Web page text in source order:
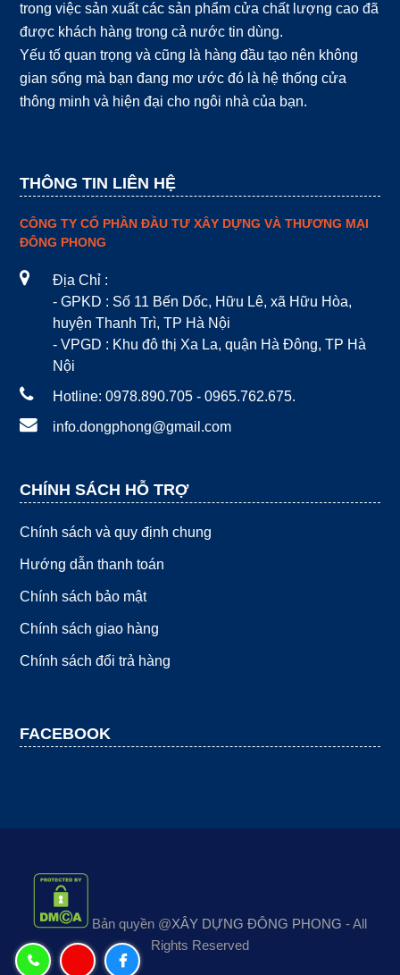
trong việc sản xuất các sản phẩm cửa chất lượng cao đã
được khách hàng trong cả nước tin dùng.
Yếu tố quan trọng và cũng là hàng đầu tạo nên không
gian sống mà bạn đang mơ ước đó là hệ thống cửa
thông minh và hiện đại cho ngôi nhà của bạn.
THÔNG TIN LIÊN HỆ
CÔNG TY CỔ PHẦN ĐẦU TƯ XÂY DỰNG VÀ THƯƠNG MẠI
ĐÔNG PHONG
Địa Chỉ :
- GPKD : Số 11 Bến Dốc, Hữu Lê, xã Hữu Hòa,
huyện Thanh Trì, TP Hà Nội
- VPGD : Khu đô thị Xa La, quận Hà Đông, TP Hà
Nội
Hotline: 0978.890.705 - 0965.762.675.
info.dongphong@gmail.com
CHÍNH SÁCH HỖ TRỢ
Chính sách và quy định chung
Hướng dẫn thanh toán
Chính sách bảo mật
Chính sách giao hàng
Chính sách đổi trả hàng
FACEBOOK
Bản quyền @XÂY DỰNG ĐÔNG PHONG - All
Rights Reserved